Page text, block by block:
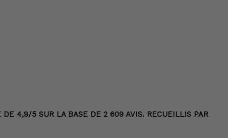
4,9/5 SUR LA BASE DE 2 609 AVIS. RECUEILLIS PAR